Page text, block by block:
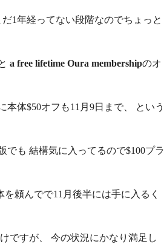
1年経ってない段階なのでちょっと
a free lifetime Oura membershipのオ
体$50オフも11月9日まで、 という
も 結構気に入ってるので$100プラ
頼んでで11月後半には手に入るく
ですが、 今の状況にかなり満足し